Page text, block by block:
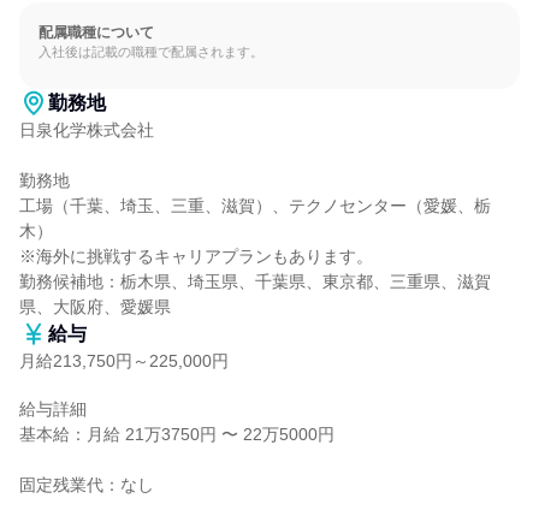
配属職種について
入社後は記載の職種で配属されます。
勤務地
日泉化学株式会社
勤務地
工場（千葉、埼玉、三重、滋賀）、テクノセンター（愛媛、栃
木）
※海外に挑戦するキャリアプランもあります。
勤務候補地：栃木県、埼玉県、千葉県、東京都、三重県、滋賀
県、大阪府、愛媛県
給与
月給213,750円～225,000円
給与詳細
基本給：月給 21万3750円 〜 22万5000円
固定残業代：なし